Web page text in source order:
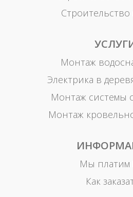
Строительство
Монтаж
Электрика в
Монтаж системы
Монтаж
Мы платим
Как